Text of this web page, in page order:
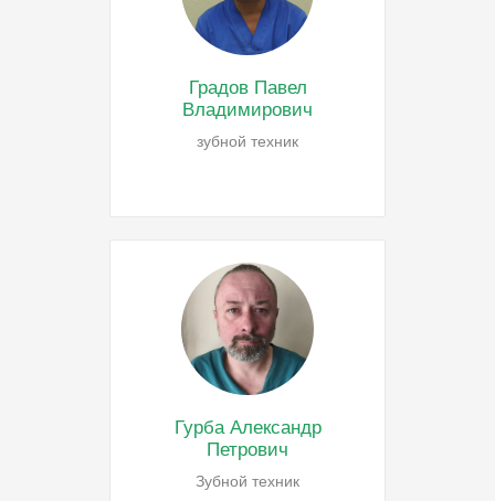
Градов Павел
Владимирович
зубной техник
Гурба Александр
Петрович
Зубной техник